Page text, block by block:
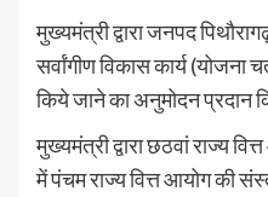
मुख्यमंत्री द्वारा जनपद
सर्वांगीण विकास कार्य
किये जाने का अनुमोदन प्रदान
मुख्यमंत्री द्वारा छठवां राज्य
में पंचम राज्य वित्त आयोग की